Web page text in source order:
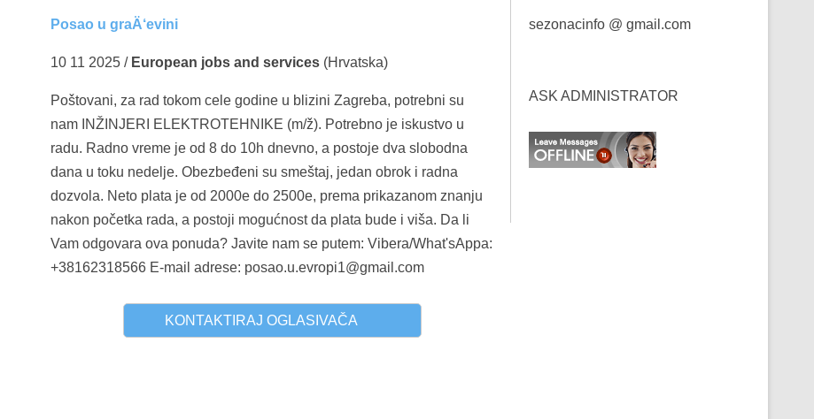
Posao u graÄ‘evini
10 11 2025 / European jobs and services (Hrvatska)
Poštovani, za rad tokom cele godine u blizini Zagreba, potrebni su
nam INŽINJERI ELEKTROTEHNIKE (m/ž). Potrebno je iskustvo u
radu. Radno vreme je od 8 do 10h dnevno, a postoje dva slobodna
dana u toku nedelje. Obezbeđeni su smeštaj, jedan obrok i radna
dozvola. Neto plata je od 2000e do 2500e, prema prikazanom znanju
nakon početka rada, a postoji mogućnost da plata bude i viša. Da li
Vam odgovara ova ponuda? Javite nam se putem: Vibera/What'sAppa:
+38162318566 E-mail adrese: posao.u.evropi1@gmail.com
KONTAKTIRAJ OGLASIVAČA
sezonacinfo @ gmail.com
ASK ADMINISTRATOR